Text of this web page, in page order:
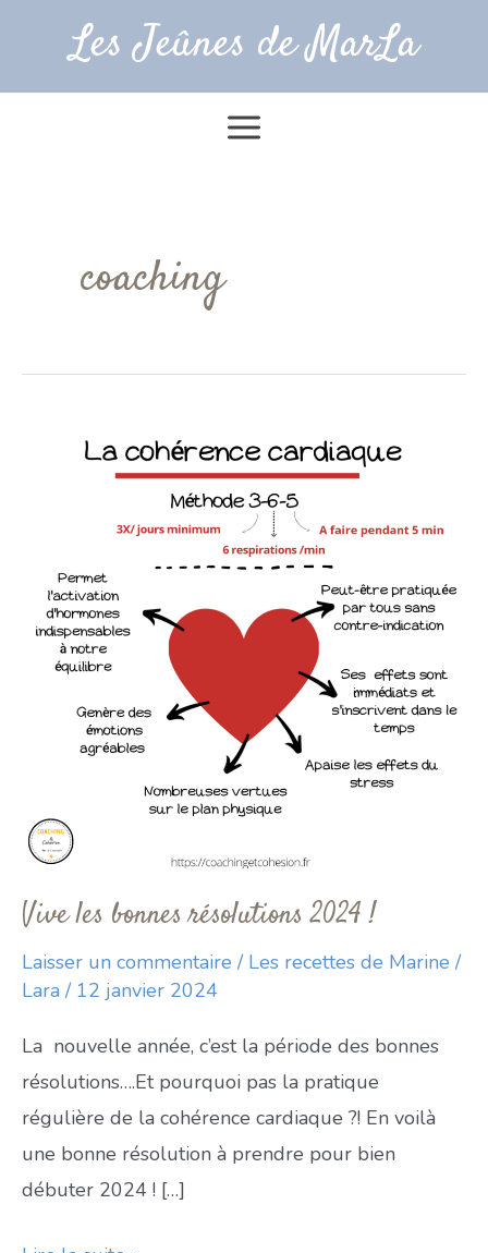
contenu
Les Jeûnes de MarLa
Main
coaching
Vive les bonnes résolutions 2024 !
Laisser un commentaire / Les recettes de Marine /
Lara / 12 janvier 2024
La nouvelle année, c’est la période des bonnes
résolutions….Et pourquoi pas la pratique
régulière de la cohérence cardiaque ?! En voilà
une bonne résolution à prendre pour bien
débuter 2024 ! […]